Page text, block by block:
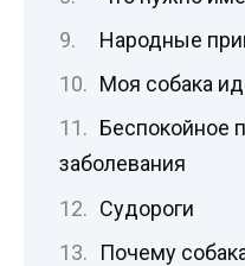
Народные
Моя собака
Беспокойное
заболевания
Судороги
Почему